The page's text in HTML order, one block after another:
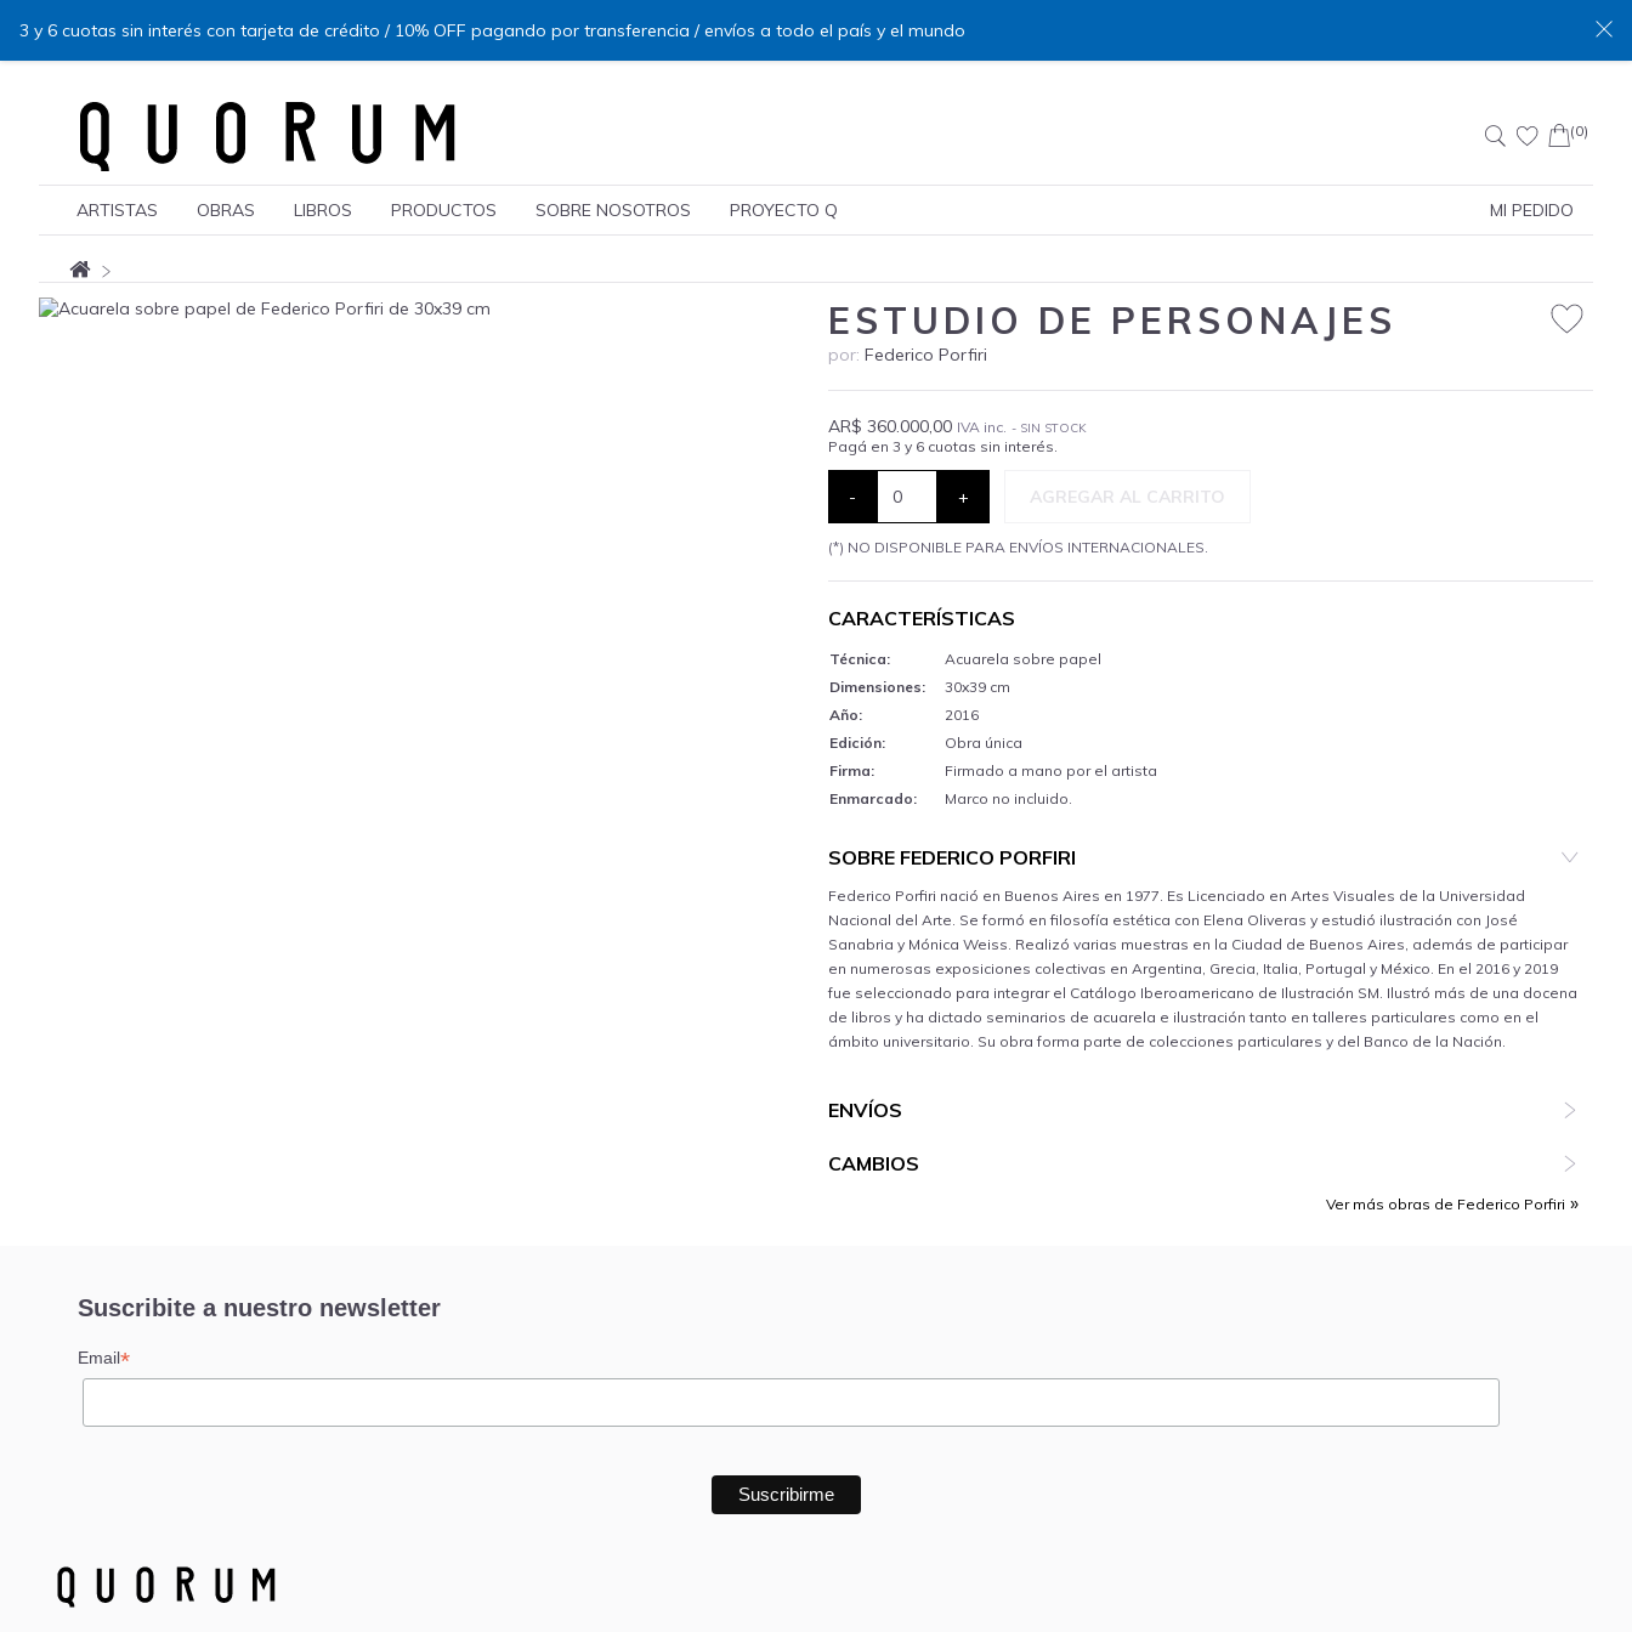
3 y 6 cuotas sin interés con tarjeta de crédito / 10% OFF pagando por transferencia / envíos a todo el país y el mundo
Buscar:
(0)
ARTISTAS OBRAS LIBROS PRODUCTOS SOBRE NOSOTROS PROYECTO Q MI PEDIDO
ESTUDIO DE PERSONAJES
por: Federico Porfiri
AR$ 360.000,00 IVA inc. - SIN STOCK
Pagá en 3 y 6 cuotas sin interés.
- + AGREGAR AL CARRITO
(*) NO DISPONIBLE PARA ENVÍOS INTERNACIONALES.
CARACTERÍSTICAS
Técnica:
Acuarela sobre papel
Dimensiones:
30x39 cm
Año:
2016
Edición:
Obra única
Firma:
Firmado a mano por el artista
Enmarcado:
Marco no incluido.
SOBRE FEDERICO PORFIRI
Federico Porfiri nació en Buenos Aires en 1977. Es Licenciado en Artes Visuales de la Universidad
Nacional del Arte. Se formó en filosofía estética con Elena Oliveras y estudió ilustración con José
Sanabria y Mónica Weiss. Realizó varias muestras en la Ciudad de Buenos Aires, además de participar
en numerosas exposiciones colectivas en Argentina, Grecia, Italia, Portugal y México. En el 2016 y 2019
fue seleccionado para integrar el Catálogo Iberoamericano de Ilustración SM. Ilustró más de una docena
de libros y ha dictado seminarios de acuarela e ilustración tanto en talleres particulares como en el
ámbito universitario. Su obra forma parte de colecciones particulares y del Banco de la Nación.
ENVÍOS
CAMBIOS
Ver más obras de Federico Porfiri
Suscribite a nuestro newsletter
Email*